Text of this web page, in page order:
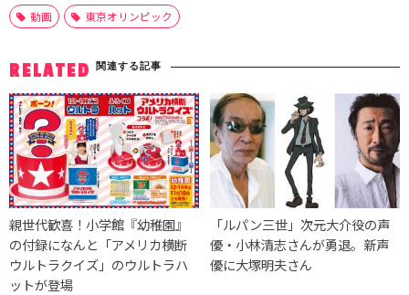
動画 東京オリンピック
RELATED 関連する記事
親世代歓喜！小学館『幼稚園』
の付録になんと「アメリカ横断
ウルトラクイズ」のウルトラハ
ットが登場
「ルパン三世」次元大介役の声
優・小林清志さんが勇退。新声
優に大塚明夫さん